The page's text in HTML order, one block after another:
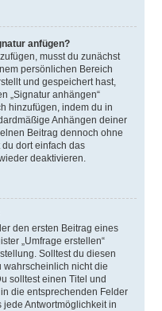
anfügen?
musst du zunächst
persönlichen Bereich
und gespeichert hast,
„Signatur anhängen“
hinzufügen, indem du in
Anhängen deiner
Beitrag dennoch ohne
dort einfach das
deaktivieren.
den ersten Beitrag eines
„Umfrage erstellen“
Solltest du diesen
wahrscheinlich nicht die
solltest einen Titel und
die entsprechenden Felder
Antwortmöglichkeit in